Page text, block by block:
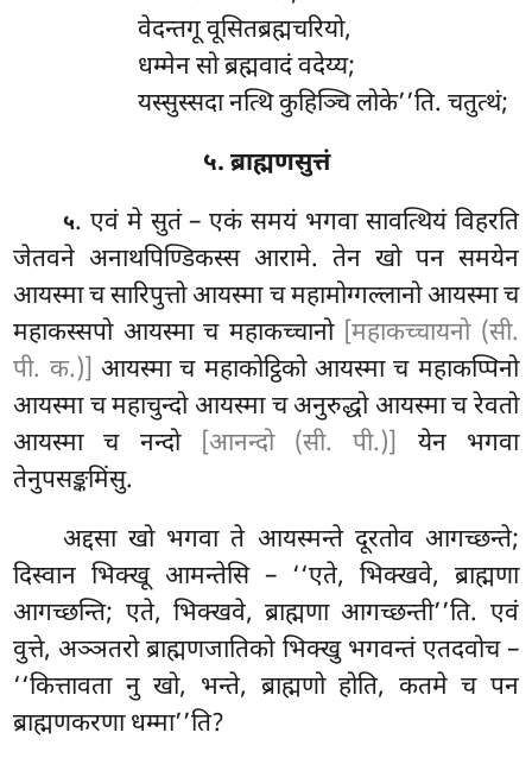
वेदन्तगू वूसितब्रह्मचरियो,
धम्मेन सो ब्रह्मवादं वदेय्य;
यस्सुस्सदा नत्थि कुहिञ्चि लोके’’ति. चतुत्थं;
५. ब्राह्मणसुत्तं
५. एवं मे सुतं – एकं समयं भगवा सावत्थियं विहरति
जेतवने अनाथपिण्डिकस्स आरामे. तेन खो पन समयेन
आयस्मा च सारिपुत्तो आयस्मा च महामोग्गल्लानो आयस्मा च
महाकस्सपो आयस्मा च महाकच्चानो [महाकच्चायनो (सी.
पी. क.)] आयस्मा च महाकोट्ठिको आयस्मा च महाकप्पिनो
आयस्मा च महाचुन्दो आयस्मा च अनुरुद्धो आयस्मा च रेवतो
आयस्मा च नन्दो
[आनन्दो (सी. पी.)]
येन भगवा
तेनुपसङ्कमिंसु.
अद्दसाखो भगवा ते आयस्मन्ते दूरतोव आगच्छन्ते;
दिस्वान भिक्खू आमन्तेसि – ‘‘एते, भिक्खवे, ब्राह्मणा
आगच्छन्ति; एते, भिक्खवे, ब्राह्मणा आगच्छन्ती’’ति. एवं
वुत्ते, अञ्ञतरो ब्राह्मणजातिको भिक्खु भगवन्तं एतदवोच –
‘‘कित्तावता नु खो, भन्ते, ब्राह्मणो होति, कतमे च पन
ब्राह्मणकरणा धम्मा’’ति?